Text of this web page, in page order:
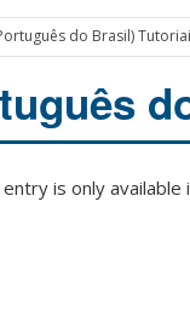
do Brasil)
is only available